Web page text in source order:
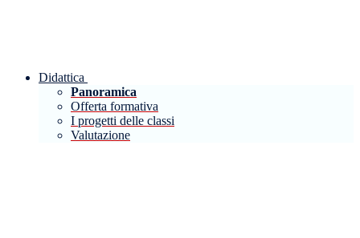
Didattica
Panoramica
Offerta formativa
I progetti delle classi
Valutazione